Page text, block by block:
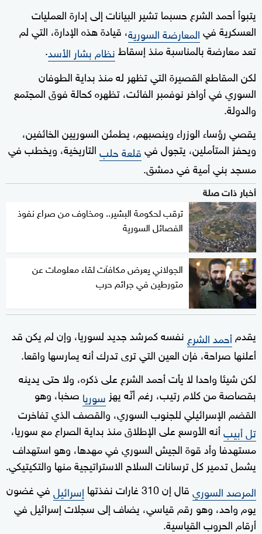
يتبوأ أحمد الشرع حسبما تشير البيانات إلى إدارة العمليات
العسكرية فيالمعارضة السورية، قيادة هذه الإدارة، التي لم
تعد معارضة بالمناسبة منذ إسقاطنظام بشار الأسد.
لكن المقاطع القصيرة التي تظهر له منذ بداية الطوفان
السوري في أواخر نوفمبر الفائت، تظهره كحالة فوق المجتمع
والدولة.
يقصي رؤساء الوزراء وينصبهم، يطمئن السوريين الخائفين،
ويحفز المتأملين، يتجول فيقلعة حلبالتاريخية، ويخطب في
مسجد بني أمية في دمشق.
أخبار ذات صلة
ترقب لحكومة البشير.. ومخاوف من صراع نفوذ
الفصائل السورية
الجولاني يعرض مكافآت لقاء معلومات عن
متورطين في جرائم حرب
يقدمأحمد الشرع نفسه كمرشد جديد لسوريا، وإن لم يكن قد
أعلنها صراحة، فإن العين التي ترى تدرك أنه يمارسها واقعا.
لكن شيئا واحدا لا يأت أحمد الشرع على ذكره، ولا حتى يدينه
بقصاصة من كلام رتيب، رغم أنّه يهز سوريا صخبا، وهو
القضم الإسرائيلي للجنوب السوري، والقصف الذي تفاخرت
تل أبيبأنه الأوسع على الإطلاق منذ بداية الصراع مع سوريا،
مستهدفا وأد قوة الجيش السوري في مهدها، وهو استهداف
يشمل تدمير كل ترسانات السلاح الاستراتيجية منها والتكيتيكي.
المرصد السوريقال إن 310 غارات نفذتها إسرائيلفي غضون
يوم واحد، وهو رقم قياسي، يضاف إلى سجلات إسرائيل في
أرقام الحروب القياسية.